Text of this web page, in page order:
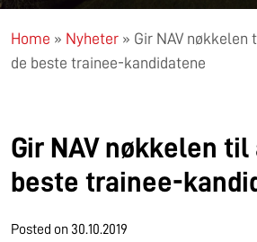
Home » Nyheter » Gir NAV nøkkelen
de beste trainee-kandidatene
Gir NAV nøkkelen til
beste trainee-
Posted on 30.10.2019